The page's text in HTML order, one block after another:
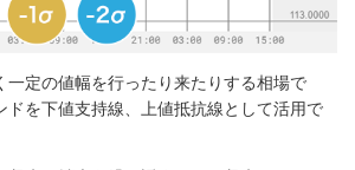
一定の値幅を行ったり来たりする相場で
ドを下値支持線、上値抵抗線として活用で